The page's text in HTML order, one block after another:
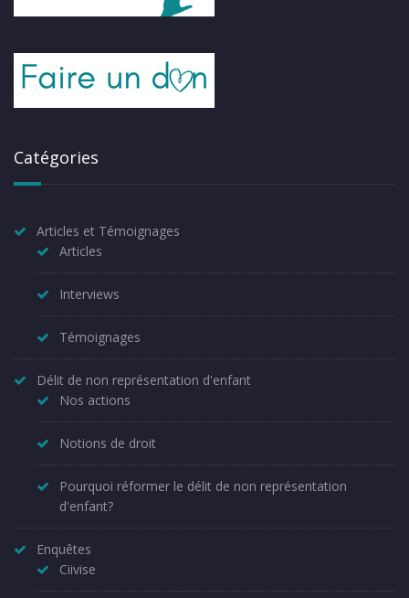
Catégories
Articles et Témoignages
Articles
Interviews
Témoignages
Délit de non représentation d'enfant
Nos actions
Notions de droit
Pourquoi réformer le délit de non représentation
d'enfant?
Enquêtes
Ciivise